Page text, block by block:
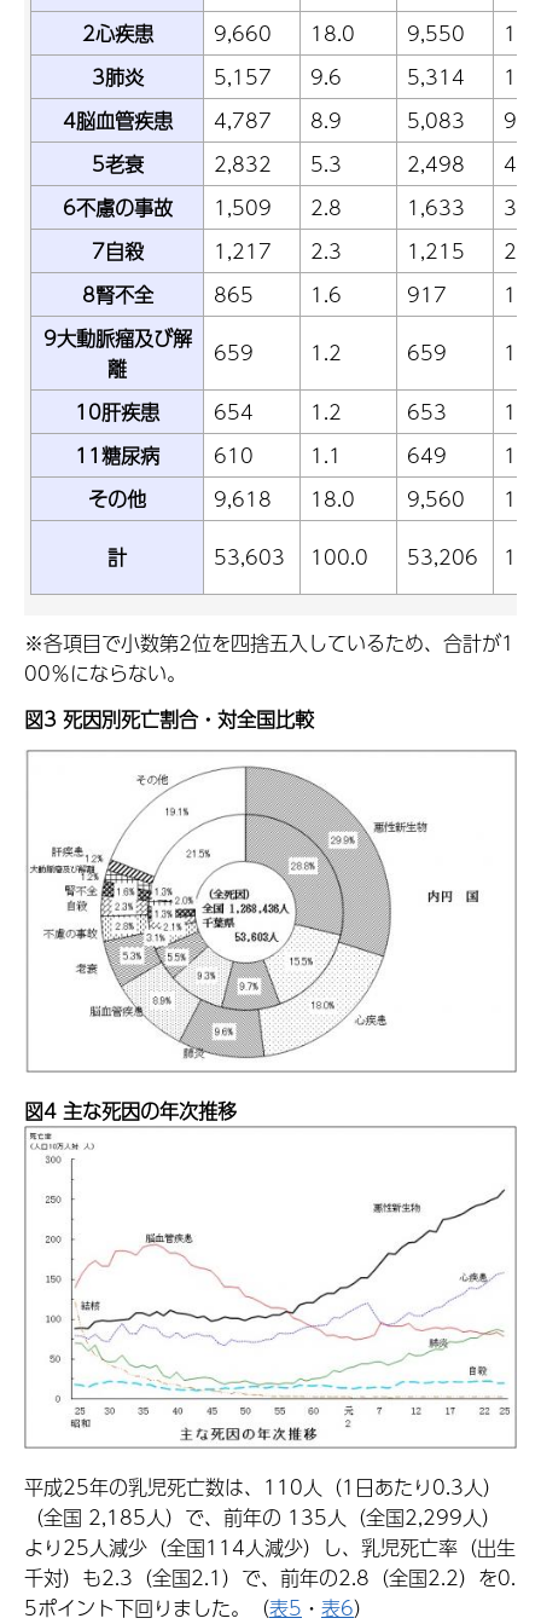
2心疾患
9,660 18.0 9,550
3肺炎
5,157 9.6 5,314
4脳血管疾患
4,787 8.9 5,083
9.6
5老衰
2,832 5.3 2,498
4.7
6不慮の事故
1,509 2.8 1,633
3.1
7自殺
1,217 2.3 1,215
2.3
8腎不全
865 1.6 917
1.7
9大動脈瘤及び解
離
659 1.2 659
1.2
10肝疾患
654 1.2 653
1.2
11糖尿病
610 1.1 649
1.2
その他
9,618 18.0 9,560
計
53,603 100.0 53,206
※各項目で小数第2位を四捨五入しているため、合計が1
00％にならない。
図3 死因別死亡割合・対全国比較
図4 主な死因の年次推移
平成25年の乳児死亡数は、110人（1日あたり0.3人）
（全国 2,185人）で、前年の 135人（全国2,299人）
より25人減少（全国114人減少）し、乳児死亡率（出生
千対）も2.3（全国2.1）で、前年の2.8（全国2.2）を0.
5ポイント下回りました。（表5 ・ 表6）